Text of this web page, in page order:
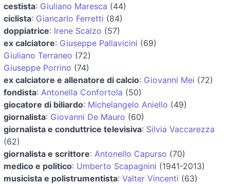
cestista: Giuliano Maresca (44)
ciclista: Giancarlo Ferretti (84)
doppiatrice: Irene Scalzo (57)
ex calciatore: Giuseppe Pallavicini (69)
Giuliano Terraneo (72)
Giuseppe Porrino (74)
ex calciatore e allenatore di calcio: Giovanni Mei (72)
fondista: Antonella Confortola (50)
giocatore di biliardo: Michelangelo Aniello (49)
giornalista: Giovanni De Mauro (60)
giornalista e conduttrice televisiva: Silvia Vaccarezza
(62)
giornalista e scrittore: Antonello Capurso (70)
medico e politico: Umberto Scapagnini (1941-2013)
musicista e polistrumentista: Valter Vincenti (63)